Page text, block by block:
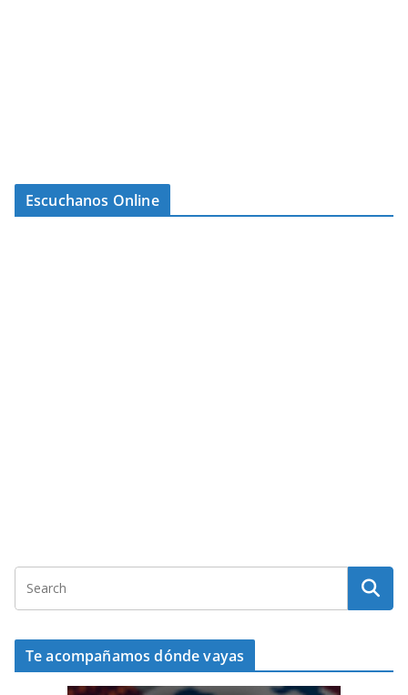
Escuchanos Online
Te acompañamos dónde vayas